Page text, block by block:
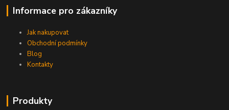
Informace pro zákazníky
Jak nakupovat
Obchodní podmínky
Blog
Kontakty
Produkty